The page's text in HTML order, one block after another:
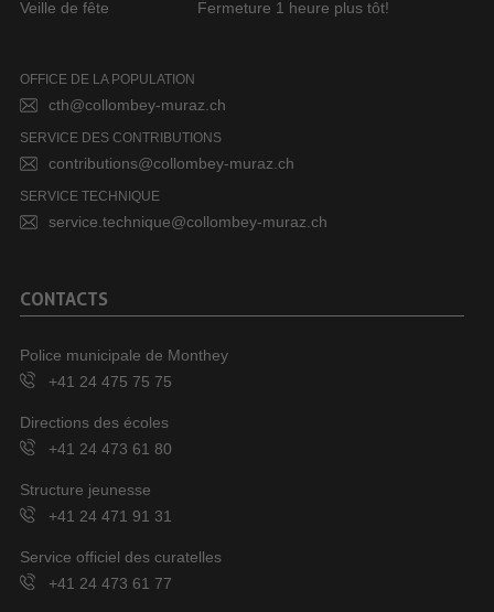
Veille de fête Fermeture 1 heure plus tôt!
OFFICE DE LA POPULATION
cth@collombey-muraz.ch
SERVICE DES CONTRIBUTIONS
contributions@collombey-muraz.ch
SERVICE TECHNIQUE
service.technique@collombey-muraz.ch
CONTACTS
Police municipale de Monthey
+41 24 475 75 75
Directions des écoles
+41 24 473 61 80
Structure jeunesse
+41 24 471 91 31
Service officiel des curatelles
+41 24 473 61 77